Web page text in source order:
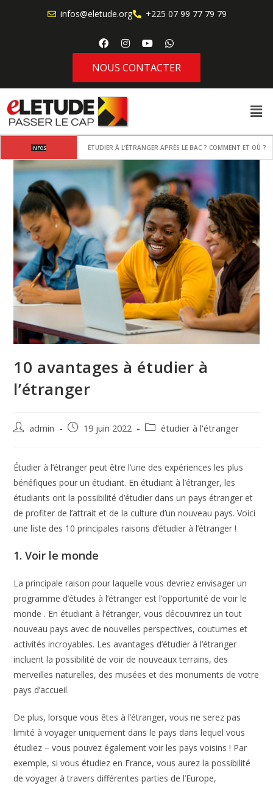
infos@eletude.org +225 07 99 77 79 79
NOUS CONTACTER
INFOS 10 avantages à étudier à l’étranger
10 avantages à étudier à
l’étranger
admin 19 juin 2022 étudier à l'étranger
Étudier à l’étranger peut être l’une des expériences les plus
bénéfiques pour un étudiant. En étudiant à l’étranger, les
étudiants ont la possibilité d’étudier dans un pays étranger et
de profiter de l’attrait et de la culture d’un nouveau pays. Voici
une liste des 10 principales raisons d’étudier à l’étranger !
1. Voir le monde
La principale raison pour laquelle vous devriez envisager un
programme d’études à l’étranger est l’opportunité de voir le
monde . En étudiant à l’étranger, vous découvrirez un tout
nouveau pays avec de nouvelles perspectives, coutumes et
activités incroyables. Les avantages d’étudier à l’étranger
incluent la possibilité de voir de nouveaux terrains, des
merveilles naturelles, des musées et des monuments de votre
pays d’accueil.
De plus, lorsque vous êtes à l’étranger, vous ne serez pas
limité à voyager uniquement dans le pays dans lequel vous
étudiez – vous pouvez également voir les pays voisins ! Par
exemple, si vous étudiez en France, vous aurez la possibilité
de voyager à travers différentes parties de l’Europe,